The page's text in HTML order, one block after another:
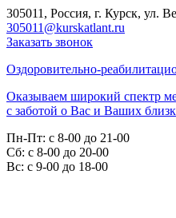
305011, Россия, г. Курск, ул.
305011@kurskatlant.ru
Заказать звонок
Оздоровительно-
Оказываем широкий спектр
с заботой о Вас и Ваших
Пн-Пт: с 8-00 до 21-00
Cб: с 8-00 до 20-00
Вс: с 9-00 до 18-00